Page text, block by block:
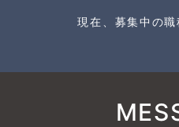
現在、募集中の職